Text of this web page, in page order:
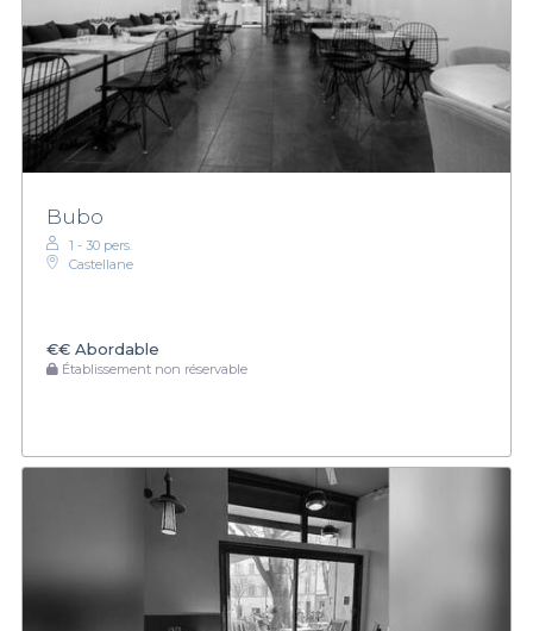
Bubo
1 - 30 pers.
Castellane
€€ Abordable
Établissement non réservable